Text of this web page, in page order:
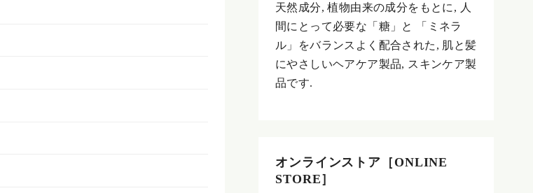
天然成分, 植物由来の成分をもとに, 人
間にとって必要な「糖」と 「ミネラ
ル」をバランスよく配合された, 肌と髪
にやさしいヘアケア製品, スキンケア製
品です.
オンラインストア［ONLINE
STORE］